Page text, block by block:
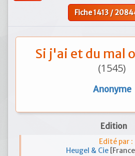
Fiche1413/
Si j'ai et du mal
(1545)
Anonyme
Edition
Edité par :
Heugel & Cie